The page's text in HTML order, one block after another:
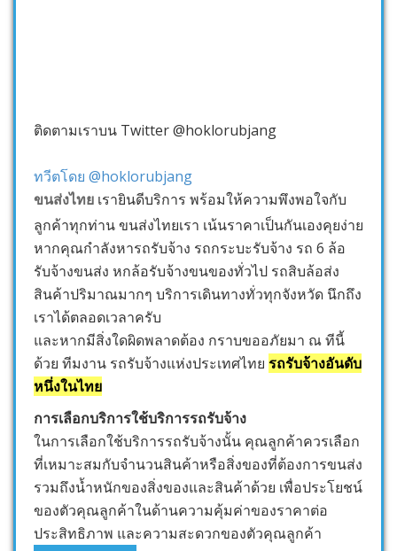
ติดตามเราบน Twitter @hoklorubjang
ทวีตโดย @hoklorubjang
ขนส่งไทย เรายินดีบริการ พร้อมให้ความพึงพอใจกับ
ลูกค้าทุกท่าน ขนส่งไทยเรา เน้นราคาเป็นกันเองคุยง่าย
หากคุณกำลังหารถรับจ้าง รถกระบะรับจ้าง รถ 6 ล้อ
รับจ้างขนส่ง หกล้อรับจ้างขนของทั่วไป รถสิบล้อส่ง
สินค้าปริมาณมากๆ บริการเดินทางทั่วทุกจังหวัด นึกถึง
เราได้ตลอดเวลาครับ
และหากมีสิ่งใดผิดพลาดต้อง กราบขออภัยมา ณ ทีนี้
ด้วย ทีมงาน รถรับจ้างแห่งประเทศไทย รถรับจ้างอันดับ
หนึ่งในไทย
การเลือกบริการใช้บริการรถรับจ้าง
ในการเลือกใช้บริการรถรับจ้างนั้น คุณลูกค้าควรเลือก
ที่เหมาะสมกับจำนวนสินค้าหรือสิ่งของที่ต้องการขนส่ง
รวมถึงน้ำหนักของสิ่งของและสินค้าด้วย เพื่อประโยชน์
ของตัวคุณลูกค้าในด้านความคุ้มค่าของราคาต่อ
ประสิทธิภาพ และความสะดวกของตัวคุณลูกค้า